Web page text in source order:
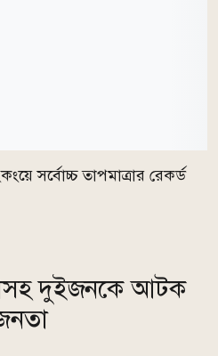
সর্বোচ্চ তাপমাত্রার রেকর্ড
দুইজনকে আটক